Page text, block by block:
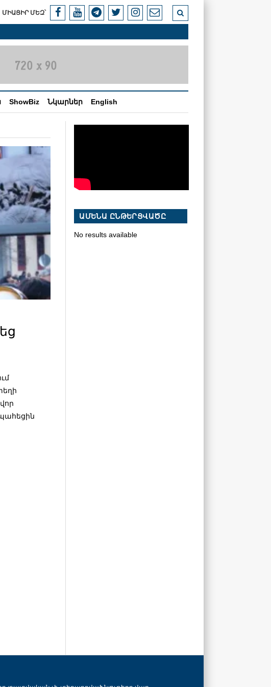
ՄԻԱՑԻՐ ՄԵԶ՝
ShowBiz Նկարներ English
ԱՄԵՆԱ ԸՆԹԵՐՑՎԱԾԸ
No results available